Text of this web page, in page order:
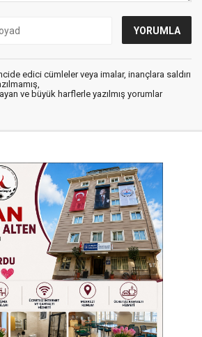
edici cümleler veya imalar, inançlara saldırı
ve büyük harflerle yazılmış yorumlar